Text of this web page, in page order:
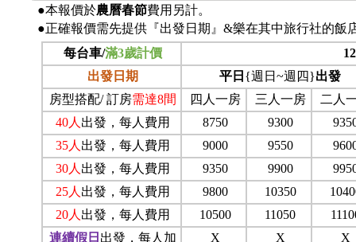
●本報價於農曆春節費用另計。
●正確報價需先提供『出發日期』&樂在其中旅行社的飯
每台車/滿3歲計價
12
出發日期
平日 {週日~週四}出發
房型搭配/ 訂房需達8間 四人一房 三人一房
二人
40人 出發，每人費用 8750 9300
35人 出發，每人費用 9000 9550
30人 出發，每人費用 9350 9900
25人 出發，每人費用 9800 10350
20人 出發，每人費用 10500 11050
連續假日 出發，每人加 X X
X